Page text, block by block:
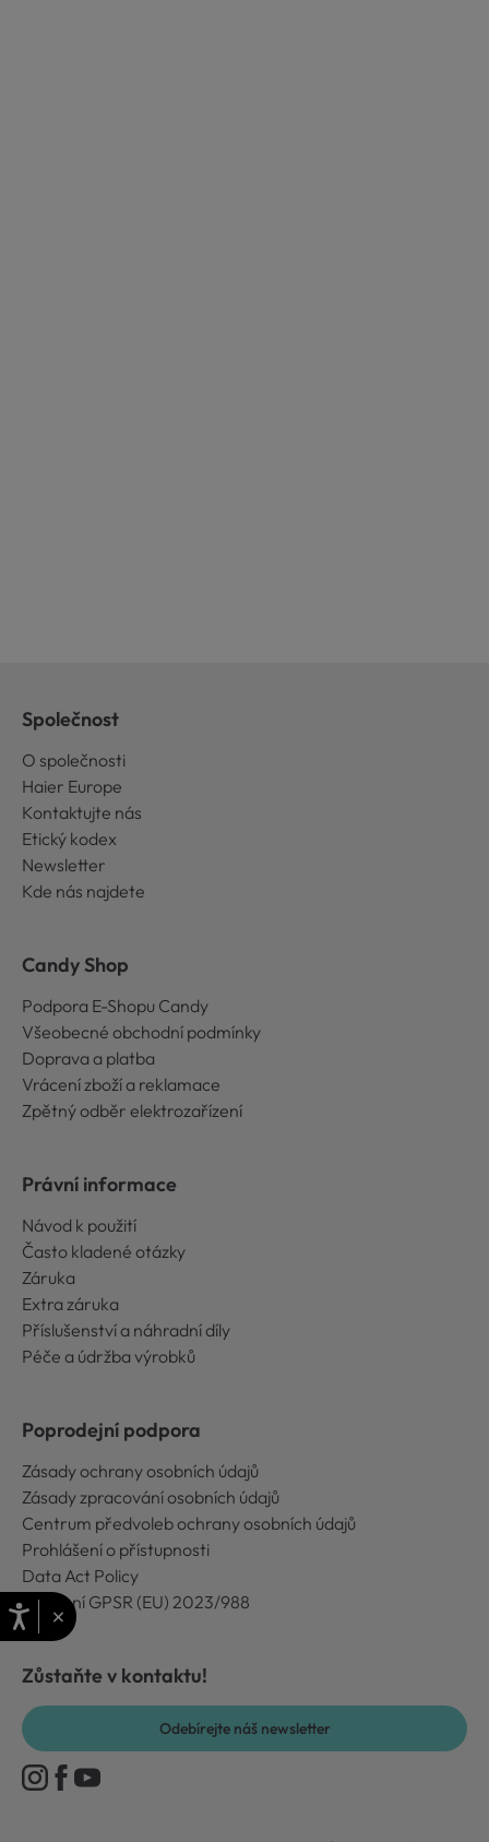
Společnost
O společnosti
Haier Europe
Kontaktujte nás
Etický kodex
Newsletter
Kde nás najdete
Candy Shop
Podpora E-Shopu Candy
Všeobecné obchodní podmínky
Doprava a platba
Vrácení zboží a reklamace
Zpětný odběr elektrozařízení
Právní informace
Návod k použití
Často kladené otázky
Záruka
Extra záruka
Příslušenství a náhradní díly
Péče a údržba výrobků
Poprodejní podpora
Zásady ochrany osobních údajů
Zásady zpracování osobních údajů
Centrum předvoleb ochrany osobních údajů
Prohlášení o přístupnosti
Data Act Policy
Nařízení GPSR (EU) 2023/988
Zůstaňte v kontaktu!
Odebírejte náš newsletter
×